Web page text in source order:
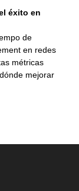
éxito en
de
en redes
métricas
mejorar